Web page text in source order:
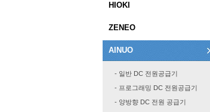
HIOKI
ZENEO
AINUO
- 일반 DC 전원공급기
- 프로그래밍 DC 전원공급기
- 양방향 DC 전원 공급기